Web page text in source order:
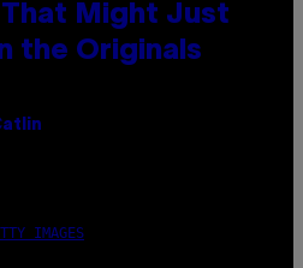
That Might Just
the Originals
IMAGES